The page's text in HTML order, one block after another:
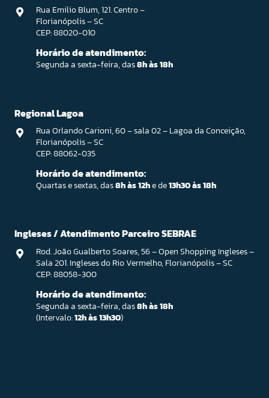
Rua Emilio Blum, 121. Centro –
Florianópolis – SC
CEP: 88020-010
Horário de atendimento:
Segunda a sexta-feira, das8h às 18h
Regional Lagoa
Rua Orlando Carioni, 60 – sala 02 – Lagoa da Conceição,
Florianópolis – SC
CEP: 88062-035
Horário de atendimento:
Quartas e sextas, das8h às 12he de13h30 às 18h
Ingleses / Atendimento Parceiro SEBRAE
Rod. João Gualberto Soares, 56 – Open Shopping Ingleses –
Sala 201. Ingleses do Rio Vermelho, Florianópolis – SC
CEP: 88058-300
Horário de atendimento:
Segunda a sexta-feira, das8h às 18h
(Intervalo:12h às 13h30)